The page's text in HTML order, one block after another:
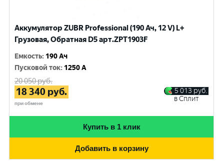
Аккумулятор ZUBR Professional (190 Ач, 12 V) L+
Грузовая, Обратная D5 арт.ZPT1903F
Емкость: 190 Ач
Пусковой ток: 1250 A
20 050руб.
18 340 руб.
при обмене
5 013 руб.
в Сплит
Купить в 1 клик
Добавить в корзину